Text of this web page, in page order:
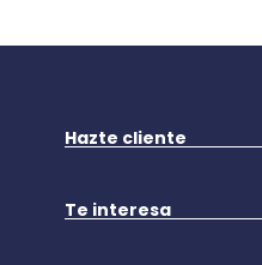
Hazte cliente
Te interesa